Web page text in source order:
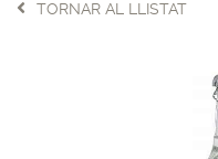
TORNAR AL LLISTAT